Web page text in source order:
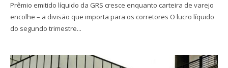
Prêmio emitido líquido da GRS cresce enquanto carteira de varejo
encolhe – a divisão que importa para os corretores O lucro líquido
do segundo trimestre...